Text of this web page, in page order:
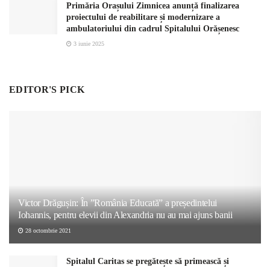
Primăria Orașului Zimnicea anunță finalizarea
proiectului de reabilitare și modernizare a
ambulatoriului din cadrul Spitalului Orășenesc
3 iunie 2025
EDITOR'S PICK
Victor Drăgușin: În ”România Educată” a președintelui
Iohannis, pentru elevii din Alexandria nu au mai ajuns banii
28 octombrie 2021
Spitalul Caritas se pregătește să primească și